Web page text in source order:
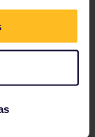
coger
Si lo
un parque
de
que te